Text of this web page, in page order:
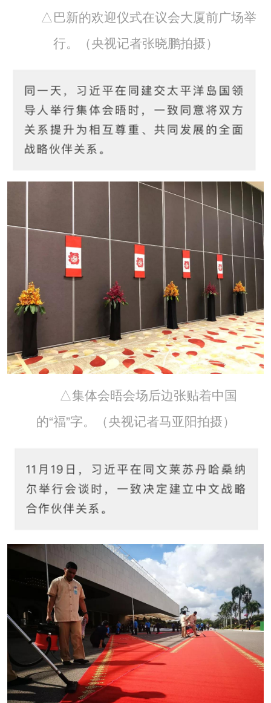
△巴新的欢迎仪式在议会大厦前广场举
行。（央视记者张晓鹏拍摄）
△集体会晤会场后边张贴着中国
的“福”字。（央视记者马亚阳拍摄）